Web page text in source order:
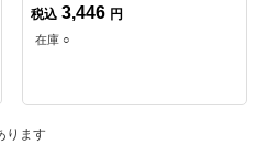
税込 3,446 円
在庫 ○
ります